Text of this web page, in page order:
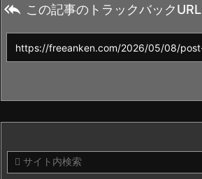
 この記事のトラックバックURL